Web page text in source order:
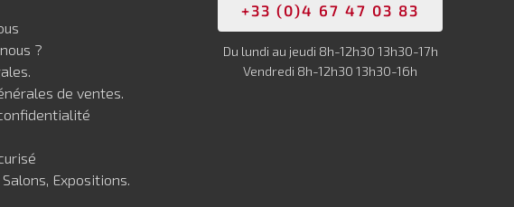
?
de ventes.
Expositions.
+33 (0)4 67 47 03 83
Du lundi au jeudi 8h-12h30 13h30-17h
Vendredi 8h-12h30 13h30-16h